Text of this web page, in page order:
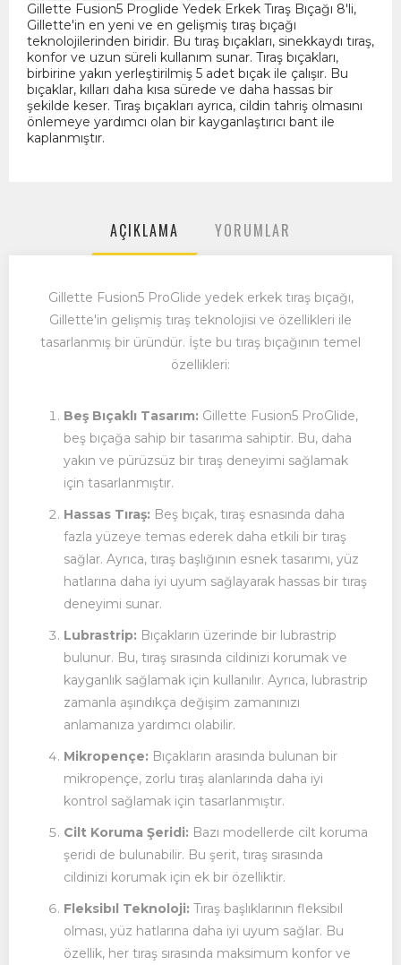
Gillette Fusion5 Proglide Yedek Erkek Tıraş Bıçağı 8'li,
Gillette'in en yeni ve en gelişmiş tıraş bıçağı
teknolojilerinden biridir. Bu tıraş bıçakları, sinekkaydı tıraş,
konfor ve uzun süreli kullanım sunar. Tıraş bıçakları,
birbirine yakın yerleştirilmiş 5 adet bıçak ile çalışır. Bu
bıçaklar, kılları daha kısa sürede ve daha hassas bir
şekilde keser. Tıraş bıçakları ayrıca, cildin tahriş olmasını
önlemeye yardımcı olan bir kayganlaştırıcı bant ile
kaplanmıştır.
AÇIKLAMA YORUMLAR
Gillette Fusion5 ProGlide yedek erkek tıraş bıçağı,
Gillette'in gelişmiş tıraş teknolojisi ve özellikleri ile
tasarlanmış bir üründür. İşte bu tıraş bıçağının temel
özellikleri:
Beş Bıçaklı Tasarım: Gillette Fusion5 ProGlide,
beş bıçağa sahip bir tasarıma sahiptir. Bu, daha
yakın ve pürüzsüz bir tıraş deneyimi sağlamak
için tasarlanmıştır.
Hassas Tıraş: Beş bıçak, tıraş esnasında daha
fazla yüzeye temas ederek daha etkili bir tıraş
sağlar. Ayrıca, tıraş başlığının esnek tasarımı, yüz
hatlarına daha iyi uyum sağlayarak hassas bir tıraş
deneyimi sunar.
Lubrastrip: Bıçakların üzerinde bir lubrastrip
bulunur. Bu, tıraş sırasında cildinizi korumak ve
kayganlık sağlamak için kullanılır. Ayrıca, lubrastrip
zamanla aşındıkça değişim zamanınızı
anlamanıza yardımcı olabilir.
Mikropençe: Bıçakların arasında bulunan bir
mikropençe, zorlu tıraş alanlarında daha iyi
kontrol sağlamak için tasarlanmıştır.
Cilt Koruma Şeridi: Bazı modellerde cilt koruma
şeridi de bulunabilir. Bu şerit, tıraş sırasında
cildinizi korumak için ek bir özelliktir.
Fleksibıl Teknoloji: Tıraş başlıklarının fleksibıl
olması, yüz hatlarına daha iyi uyum sağlar. Bu
özellik, her tıraş sırasında maksimum konfor ve